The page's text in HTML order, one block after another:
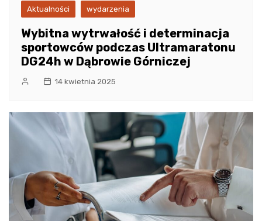
Aktualności wydarzenia
Wybitna wytrwałość i determinacja
sportowców podczas Ultramaratonu
DG24h w Dąbrowie Górniczej
14 kwietnia 2025